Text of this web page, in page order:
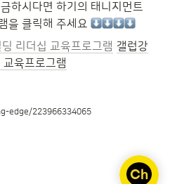
하시다면 하기의 태니지먼트
을 클릭해 주세요
리더십 교육프로그램 갤럽강
육프로그램
edge/223966334065